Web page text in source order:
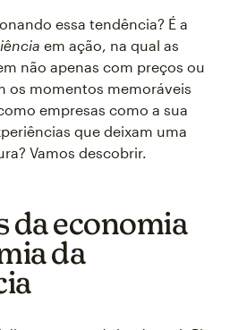
essa tendência? É a
em ação, na qual as
não apenas com preços ou
os momentos memoráveis
empresas como a sua
que deixam uma
Vamos descobrir.
da economia
da